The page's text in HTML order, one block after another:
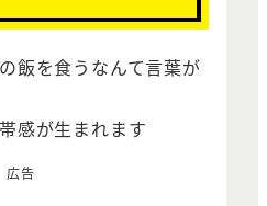
飯を食うなんて言葉が
感が生まれます
広告